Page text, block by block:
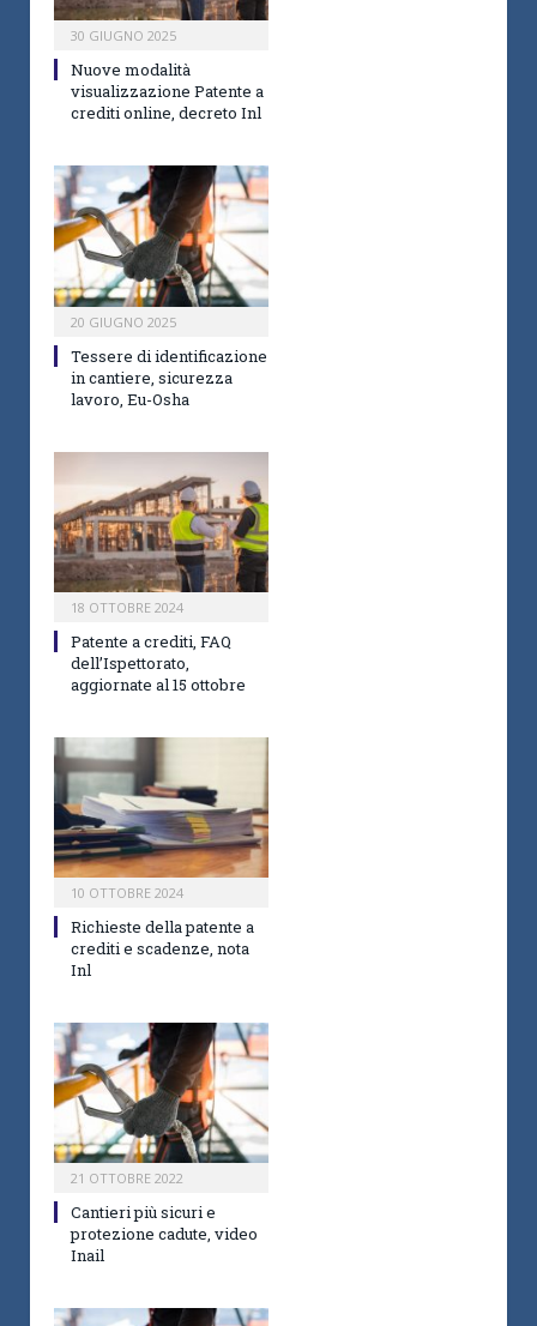
30 GIUGNO 2025
Nuove modalità
visualizzazione Patente a
crediti online, decreto Inl
20 GIUGNO 2025
Tessere di identificazione
in cantiere, sicurezza
lavoro, Eu-Osha
18 OTTOBRE 2024
Patente a crediti, FAQ
dell’Ispettorato,
aggiornate al 15 ottobre
10 OTTOBRE 2024
Richieste della patente a
crediti e scadenze, nota
Inl
21 OTTOBRE 2022
Cantieri più sicuri e
protezione cadute, video
Inail